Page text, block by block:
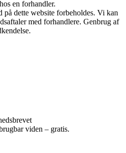
en forhandler.
dette website forbeholdes. Vi kan
med forhandlere. Genbrug af
viden – gratis.